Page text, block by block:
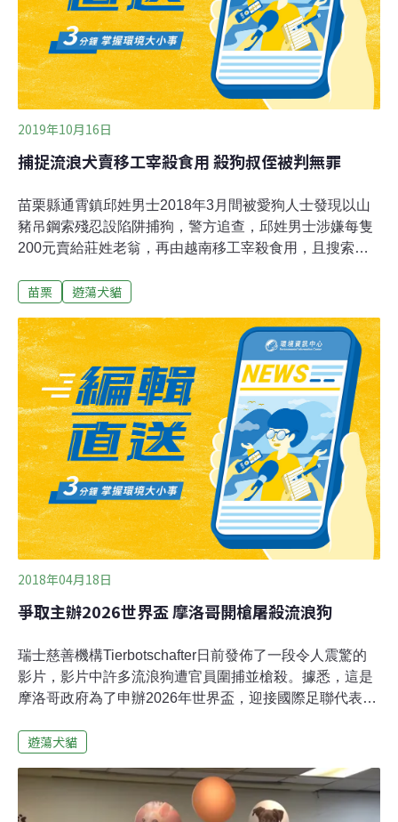
籲附近民眾提供線索緝兇，強調虐待流浪貓狗致肢體殘
缺，已違反《動物保護法》，最重將面臨200萬元罰鍰甚
至坐牢，呼籲民眾尊重生命。
2019年10月16日
捕捉流浪犬賣移工宰殺食用 殺狗叔侄被判無罪
苗栗縣通霄鎮邱姓男士2018年3月間被愛狗人士發現以山
豬吊鋼索殘忍設陷阱捕狗，警方追查，邱姓男士涉嫌每隻
200元賣給莊姓老翁，再由越南移工宰殺食用，且搜索發
方依違反動物保護法將邱姓男士、莊翁及越南籍移工3人
邱姓男士捕狗行為，已被苗栗縣動物保護防疫所依違反動
保法開罰3萬元。不過，通霄警方追查發現，邱姓男士在
苗栗縣及新竹縣市，分別認養8隻、10隻流浪犬，並涉嫌
以每200元，轉賣給莊姓老翁，懷疑有虐狗、殺狗等不法
情形。警方前往莊姓老翁住處搜索，在老翁住家對面鐵皮
屋內，發現血跡鍋碗、動物毛髮、項圈，甚狗頭骨、殘肢
等，且經DNA比對證實有犬隻血液，檢方認為涉嫌殺狗，
依違反動保法，將邱姓男士、莊姓老翁及越南籍移工3人
起訴。邱姓男士辯稱，因莊姓老翁家遭小偷， 跟他說要養
狗，叫他去領養，莊姓老翁以每隻200
苗栗 遊蕩犬貓
2018年04月18日
爭取主辦2026世界盃 摩洛哥開槍屠殺流浪狗
瑞士慈善機構Tierbotschafter日前發佈了一段令人震驚的
影片，影片中許多流浪狗遭官員圍捕並槍殺。據悉，這是
摩洛哥政府為了申辦2026年世界盃，迎接國際足聯代表團
導，該影片的拍攝地點是摩洛哥阿加迪爾北部的海濱度假
觀，隨後一個人就將狗的屍體拖走。國際足聯發言人說，
世界足球組織正在與摩洛哥當局聯絡，確認他們保護動物
遊蕩犬貓